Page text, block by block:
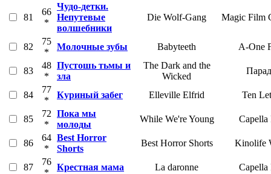
81
66
*
Чудо-детки.
Непутевые
волшебники
Die Wolf-Gang Magic Film
82
75
*
Молочные зубы Babyteeth A-One
83
48
*
Пустошь тьмы и
зла
The Dark and the
Wicked
84
77
*
Куриный забег Elleville Elfrid Ten
85
72
*
Пока мы
молоды
While We're Young Capella
86
64
*
Best Horror
Shorts
Best Horror Shorts Kinolife
87
76
Крестная мама La daronne Capella